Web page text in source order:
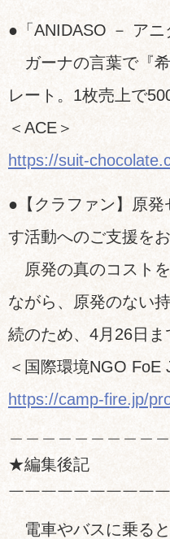
●「ANIDASO － ア
ガーナの言葉で『
レート。1枚売上で
＜ACE＞
https://suit-
●【クラファン】原
す活動へのご支援を
原発の真のコスト
ながら、原発のない
続のため、4月26日
＜国際環境NGO FoE
https://camp-fire.jp/
＿＿＿＿＿＿＿＿＿
★編集後記
￣￣￣￣￣￣￣￣￣
電車やバスに乗る